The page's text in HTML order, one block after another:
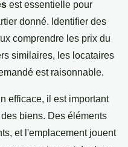
est essentielle pour
donné. Identifier des
comprendre les prix du
similaires, les locataires
est raisonnable.
efficace, il est important
biens. Des éléments
et l'emplacement jouent